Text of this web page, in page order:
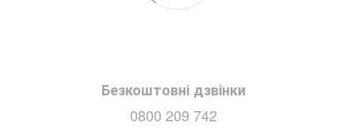
Безкоштовні дзвінки
0800 209 742